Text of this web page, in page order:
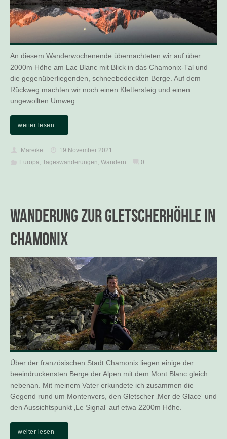
An diesem Wanderwochenende übernachteten wir auf über
2000m Höhe am Lac Blanc mit Blick in das Chamonix-Tal und
die gegenüberliegenden, schneebedeckten Berge. Auf dem
Rückweg machten wir noch einen Klettersteig und einen
ungewollten Umweg…
weiter lesen
Mareike
19 November 2021
Europa, Tageswanderungen, Wandern 0
Wanderung zur Gletscherhöhle in
Chamonix
Über der französischen Stadt Chamonix liegen einige der
beeindruckensten Berge der Alpen mit dem Mont Blanc gleich
nebenan. Mit meinem Vater erkundete ich zusammen die
Gegend rund um Montenvers, den Gletscher ‚Mer de Glace‘ und
den Aussichtspunkt ‚Le Signal‘ auf etwa 2200m Höhe.
weiter lesen